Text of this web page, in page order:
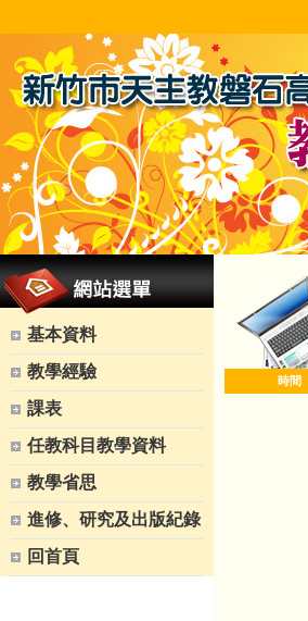
基本資料
教學經驗
課表
任教科目教學資料
教學省思
進修、研究及出版紀錄
回首頁
時間